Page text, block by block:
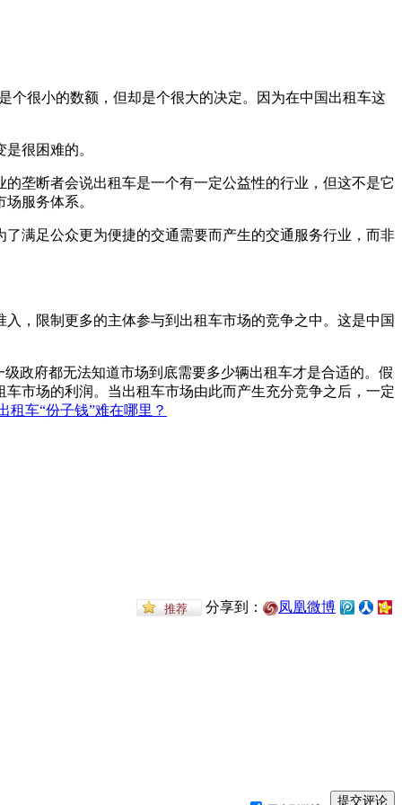
个很小的数额，但却是个很大的决定。因为在中国出租车这
很困难的。
垄断者会说出租车是一个有一定公益性的行业，但这不是它
服务体系。
满足公众更为便捷的交通需要而产生的交通服务行业，而非
，限制更多的主体参与到出租车市场的竞争之中。这是中国
政府都无法知道市场到底需要多少辆出租车才是合适的。假
市场的利润。当出租车市场由此而产生充分竞争之后，一定
分享到：
凤凰微博